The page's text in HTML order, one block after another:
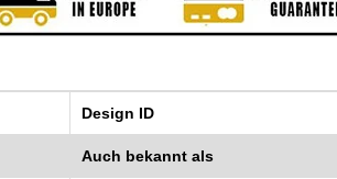
Design ID
Auch bekannt als